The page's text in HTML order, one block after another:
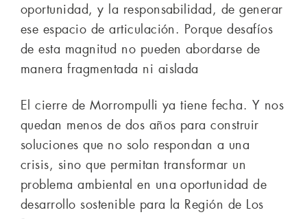
oportunidad, y la responsabilidad, de generar
ese espacio de articulación. Porque desafíos
de esta magnitud no pueden abordarse de
manera fragmentada ni aislada
El cierre de Morrompulli ya tiene fecha. Y nos
quedan menos de dos años para construir
soluciones que no solo respondan a una
crisis, sino que permitan transformar un
problema ambiental en una oportunidad de
desarrollo sostenible para la Región de Los